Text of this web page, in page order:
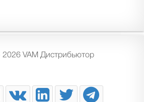
VAM Дистрибьютор